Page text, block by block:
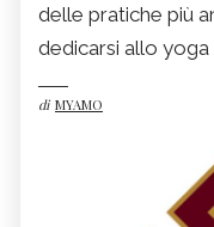
delle pratiche più
dedicarsi allo
di MYAMO